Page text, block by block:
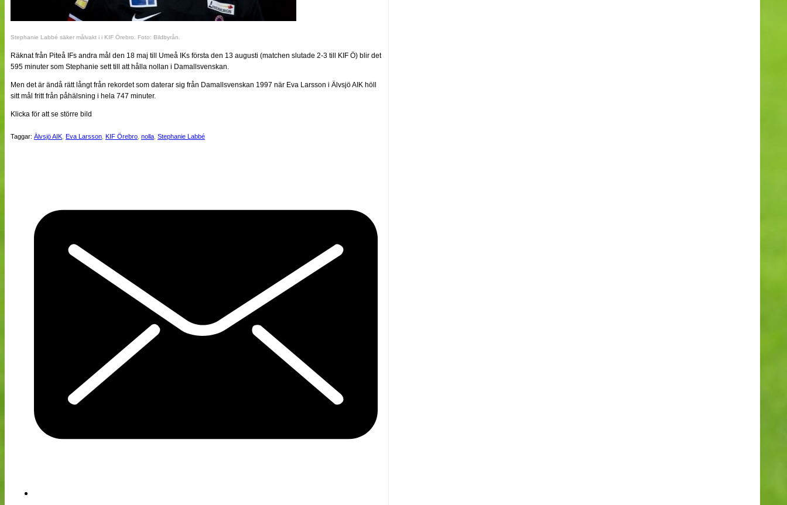
Stephanie Labbé säker målvakt i i KIF Örebro. Foto: Bildbyrån.
Räknat från Piteå IFs andra mål den 18 maj till Umeå IKs första den 13 augusti (matchen slutade 2-3 till KIF Ö) blir det
595 minuter som Stephanie sett till att hålla nollan i Damallsvenskan.
Men det är ändå rätt långt från rekordet som daterar sig från Damallsvenskan 1997 när Eva Larsson i Älvsjö AIK höll
sitt mål fritt från påhälsning i hela 747 minuter.
Klicka för att se större bild
Taggar: Älvsjö AIK Eva Larsson KIF Örebro nolla Stephanie Labbé